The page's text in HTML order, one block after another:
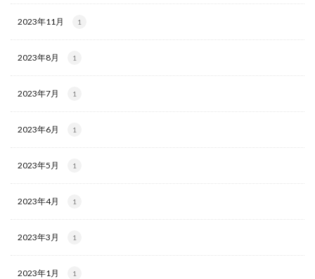
2023年11月 1
2023年8月 1
2023年7月 1
2023年6月 1
2023年5月 1
2023年4月 1
2023年3月 1
2023年1月 1